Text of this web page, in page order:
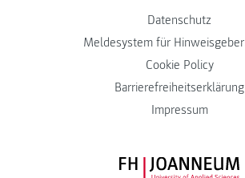
Datenschutz
Meldesystem für
Cookie Policy
Barrierefreiheitserklärung
Impressum